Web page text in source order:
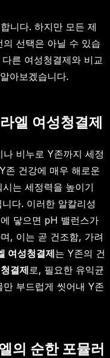
니다. 하지만 모든 제
선택은 아닐 수 있습
른 여성청결제와 비교
아보겠습니다.
엘 여성청결제
비누로 Y존까지 세정
존 건강에 매우 해로운
는 세정력을 높이기
다. 이러한 알칼리성
닿으면 pH 밸런스가
, 이는 곧 건조함, 가려
여성청결제는 Y존의 건
결제로, 필요한 유익균
부드럽게 씻어내 Y존
의 순한 포뮬러